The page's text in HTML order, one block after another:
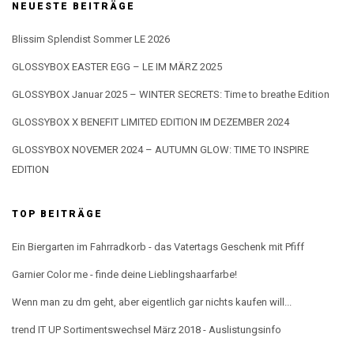
NEUESTE BEITRÄGE
Blissim Splendist Sommer LE 2026
GLOSSYBOX EASTER EGG – LE IM MÄRZ 2025
GLOSSYBOX Januar 2025 – WINTER SECRETS: Time to breathe Edition
GLOSSYBOX X BENEFIT LIMITED EDITION IM DEZEMBER 2024
GLOSSYBOX NOVEMER 2024 – AUTUMN GLOW: TIME TO INSPIRE
EDITION
TOP BEITRÄGE
Ein Biergarten im Fahrradkorb - das Vatertags Geschenk mit Pfiff
Garnier Color me - finde deine Lieblingshaarfarbe!
Wenn man zu dm geht, aber eigentlich gar nichts kaufen will...
trend IT UP Sortimentswechsel März 2018 - Auslistungsinfo